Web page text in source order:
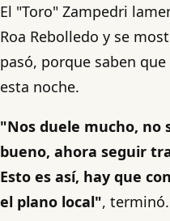
El "Toro" Zampedri
Roa Rebolledo y se
pasó, porque saben
esta noche.
"Nos duele mucho, no
bueno, ahora seguir
Esto es así, hay que
el plano local", terminó.